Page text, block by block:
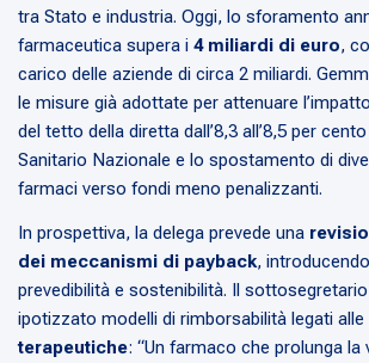
tra Stato e industria. Oggi, lo sforamento
farmaceutica supera i 4 miliardi di euro,
carico delle aziende di circa 2 miliardi.
le misure già adottate per attenuare
del tetto della diretta dall’8,3 all’8,5 per
Sanitario Nazionale e lo spostamento di
farmaci verso fondi meno penalizzanti.
In prospettiva, la delega prevede una
dei meccanismi di payback,
prevedibilità e sostenibilità. Il
ipotizzato modelli di rimborsabilità legati alle
terapeutiche: “Un farmaco che prolunga la